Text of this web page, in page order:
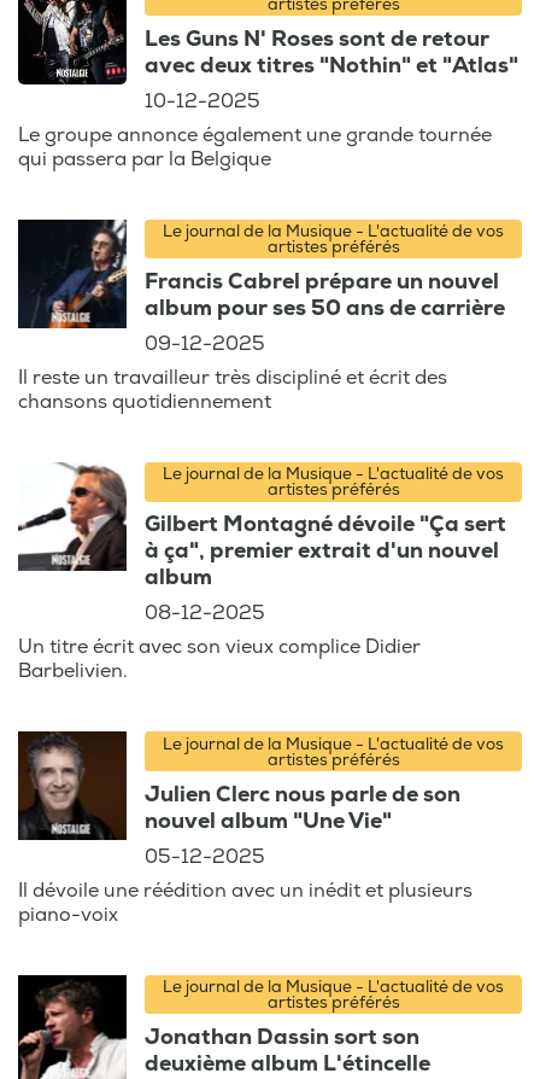
Les Guns N' Roses sont de retour
avec deux titres "Nothin" et "Atlas"
10-12-2025
Le groupe annonce également une grande tournée
qui passera par la Belgique
Le journal de la Musique - L'actualité de vos
artistes préférés
Francis Cabrel prépare un nouvel
album pour ses 50 ans de carrière
09-12-2025
Il reste un travailleur très discipliné et écrit des
chansons quotidiennement
Le journal de la Musique - L'actualité de vos
artistes préférés
Gilbert Montagné dévoile "Ça sert
à ça", premier extrait d'un nouvel
album
08-12-2025
Un titre écrit avec son vieux complice Didier
Barbelivien.
Le journal de la Musique - L'actualité de vos
artistes préférés
Julien Clerc nous parle de son
nouvel album "Une Vie"
05-12-2025
Il dévoile une réédition avec un inédit et plusieurs
piano-voix
Le journal de la Musique - L'actualité de vos
artistes préférés
Jonathan Dassin sort son
deuxième album L'étincelle